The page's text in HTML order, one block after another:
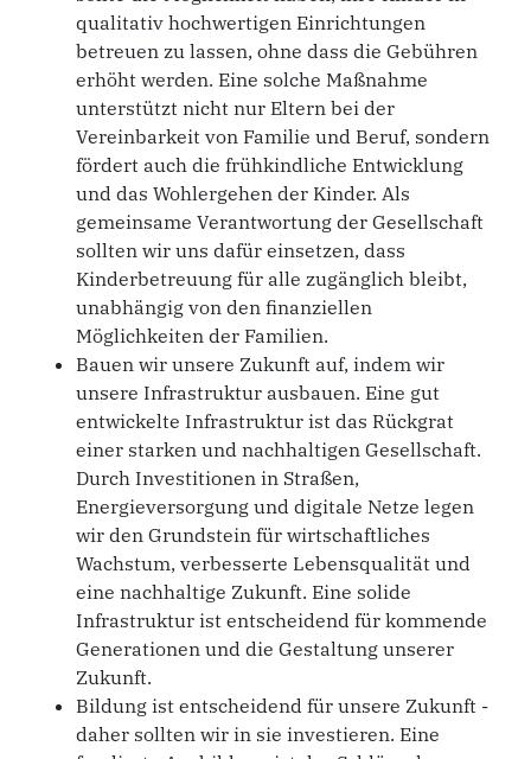
qualitativ hochwertigen Einrichtungen
betreuen zu lassen, ohne dass die Gebühren
erhöht werden. Eine solche Maßnahme
unterstützt nicht nur Eltern bei der
Vereinbarkeit von Familie und Beruf, sondern
fördert auch die frühkindliche Entwicklung
und das Wohlergehen der Kinder. Als
gemeinsame Verantwortung der Gesellschaft
sollten wir uns dafür einsetzen, dass
Kinderbetreuung für alle zugänglich bleibt,
unabhängig von den finanziellen
Möglichkeiten der Familien.
Bauen wir unsere Zukunft auf, indem wir
unsere Infrastruktur ausbauen. Eine gut
entwickelte Infrastruktur ist das Rückgrat
einer starken und nachhaltigen Gesellschaft.
Durch Investitionen in Straßen,
Energieversorgung und digitale Netze legen
wir den Grundstein für wirtschaftliches
Wachstum, verbesserte Lebensqualität und
eine nachhaltige Zukunft. Eine solide
Infrastruktur ist entscheidend für kommende
Generationen und die Gestaltung unserer
Zukunft.
Bildung ist entscheidend für unsere Zukunft -
daher sollten wir in sie investieren. Eine